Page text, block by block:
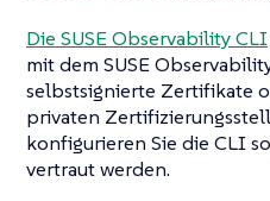
Die SUSE Observability CLI
mit dem SUSE
selbstsignierte Zertifikate
privaten
konfigurieren Sie die CLI
vertraut werden.